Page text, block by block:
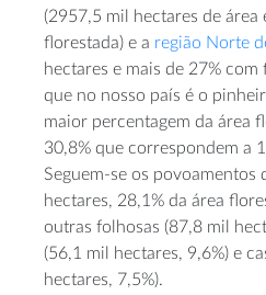
(2957,5 mil hectares de área
florestada) e a região Norte
hectares e mais de 27%
que no nosso país é o
maior percentagem da área
30,8% que correspondem a
Seguem-se os povoamentos
hectares, 28,1% da área
outras folhosas (87,8 mil
(56,1 mil hectares, 9,6%) e
hectares, 7,5%).